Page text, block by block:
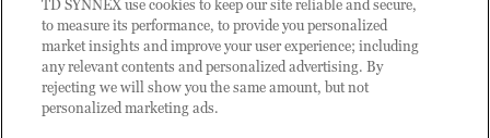
TD SYNNEX use cookies to keep our site reliable and secure,
to measure its performance, to provide you personalized
market insights and improve your user experience; including
any relevant contents and personalized advertising. By
rejecting we will show you the same amount, but not
personalized marketing ads.